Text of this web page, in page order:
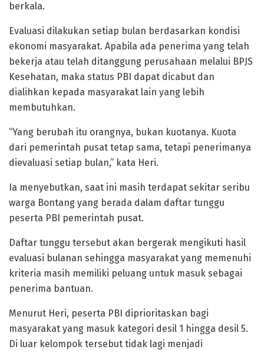
berkala.
Evaluasi dilakukan setiap bulan berdasarkan kondisi
ekonomi masyarakat. Apabila ada penerima yang telah
bekerja atau telah ditanggung perusahaan melalui BPJS
Kesehatan, maka status PBI dapat dicabut dan
dialihkan kepada masyarakat lain yang lebih
membutuhkan.
“Yang berubah itu orangnya, bukan kuotanya. Kuota
dari pemerintah pusat tetap sama, tetapi penerimanya
dievaluasi setiap bulan,” kata Heri.
Ia menyebutkan, saat ini masih terdapat sekitar seribu
warga Bontang yang berada dalam daftar tunggu
peserta PBI pemerintah pusat.
Daftar tunggu tersebut akan bergerak mengikuti hasil
evaluasi bulanan sehingga masyarakat yang memenuhi
kriteria masih memiliki peluang untuk masuk sebagai
penerima bantuan.
Menurut Heri, peserta PBI diprioritaskan bagi
masyarakat yang masuk kategori desil 1 hingga desil 5.
Di luar kelompok tersebut tidak lagi menjadi